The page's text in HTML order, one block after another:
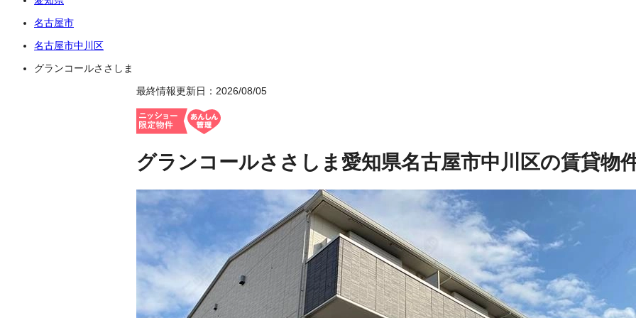
名古屋市
名古屋市中川区
グランコールささしま
最終情報更新日：2026/08/05
グランコールささしま愛知県名古屋市中川区の賃貸物